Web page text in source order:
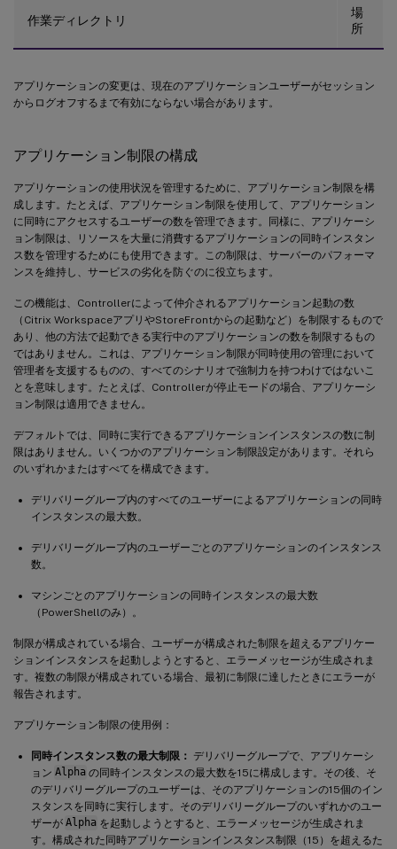
作業ディレクトリ
場
所
アプリケーションの変更は、現在のアプリケーションユーザーがセッション
からログオフするまで有効にならない場合があります。
アプリケーション制限の構成
アプリケーションの使用状況を管理するために、アプリケーション制限を構
成します。たとえば、アプリケーション制限を使用して、アプリケーション
に同時にアクセスするユーザーの数を管理できます。同様に、アプリケーシ
ョン制限は、リソースを大量に消費するアプリケーションの同時インスタン
ス数を管理するためにも使用できます。この制限は、サーバーのパフォーマ
ンスを維持し、サービスの劣化を防ぐのに役立ちます。
この機能は、Controllerによって仲介されるアプリケーション起動の数
（Citrix WorkspaceアプリやStoreFrontからの起動など）を制限するもので
あり、他の方法で起動できる実行中のアプリケーションの数を制限するもの
ではありません。これは、アプリケーション制限が同時使用の管理において
管理者を支援するものの、すべてのシナリオで強制力を持つわけではないこ
とを意味します。たとえば、Controllerが停止モードの場合、アプリケーシ
ョン制限は適用できません。
デフォルトでは、同時に実行できるアプリケーションインスタンスの数に制
限はありません。いくつかのアプリケーション制限設定があります。それら
のいずれかまたはすべてを構成できます。
デリバリーグループ内のすべてのユーザーによるアプリケーションの同時
インスタンスの最大数。
デリバリーグループ内のユーザーごとのアプリケーションのインスタンス
数。
マシンごとのアプリケーションの同時インスタンスの最大数
（PowerShellのみ）。
制限が構成されている場合、ユーザーが構成された制限を超えるアプリケー
ションインスタンスを起動しようとすると、エラーメッセージが生成されま
す。複数の制限が構成されている場合、最初に制限に達したときにエラーが
報告されます。
アプリケーション制限の使用例：
同時インスタンス数の最大制限： デリバリーグループで、アプリケーシ
ョン Alpha の同時インスタンスの最大数を15に構成します。その後、そ
のデリバリーグループのユーザーは、そのアプリケーションの15個のイン
スタンスを同時に実行します。そのデリバリーグループのいずれかのユー
ザーが Alpha を起動しようとすると、エラーメッセージが生成されま
す。構成された同時アプリケーションインスタンス制限（15）を超えるた